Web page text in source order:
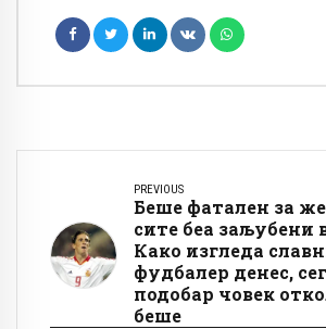
PREVIOUS
Беше фатален за
сите беа заљубени
Како изгледа
фудбалер денес,
подобар човек
беше